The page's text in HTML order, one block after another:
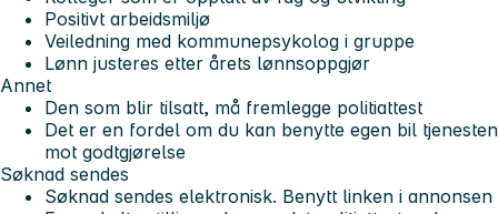
Positivt arbeidsmiljø
Veiledning med kommunepsykolog i gruppe
Lønn justeres etter årets lønnsoppgjør
Annet
Den som blir tilsatt, må fremlegge politiattest
Det er en fordel om du kan benytte egen bil tjenesten
mot godtgjørelse
Søknad sendes
Søknad sendes elektronisk. Benytt linken i annonsen